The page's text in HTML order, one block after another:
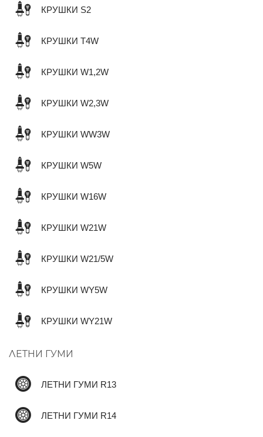
КРУШКИ S2
КРУШКИ T4W
КРУШКИ W1,2W
КРУШКИ W2,3W
КРУШКИ WW3W
КРУШКИ W5W
КРУШКИ W16W
КРУШКИ W21W
КРУШКИ W21/5W
КРУШКИ WY5W
КРУШКИ WY21W
ЛЕТНИ ГУМИ
ЛЕТНИ ГУМИ R13
ЛЕТНИ ГУМИ R14